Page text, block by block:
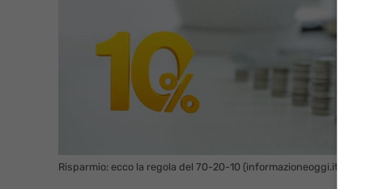
Risparmio: ecco la regola del 70-20-10 (informazioneoggi.it)